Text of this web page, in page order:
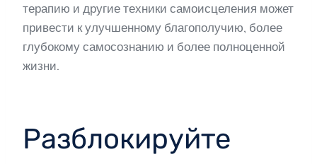
терапию и другие техники самоисцеления может
привести к улучшенному благополучию, более
глубокому самосознанию и более полноценной
жизни.
Разблокируйте